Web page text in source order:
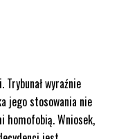
wyraźnie
jego stosowania nie
homofobią. Wniosek,